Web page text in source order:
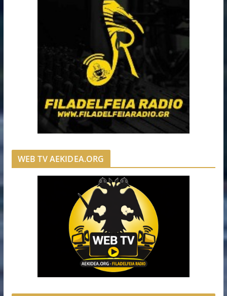
WEB TV AEKIDEA.ORG